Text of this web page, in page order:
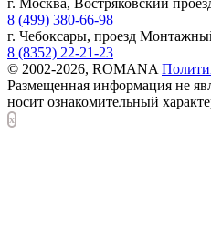
8 (499) 380-66-98
г. Чебоксары, проезд
8 (8352) 22-21-23
© 2002-2026, ROMANA
Размещенная информация не
носит ознакомительный
x